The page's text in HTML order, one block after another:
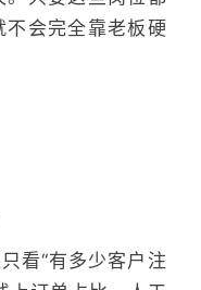
不会完全靠老板硬
看“有多少客户注